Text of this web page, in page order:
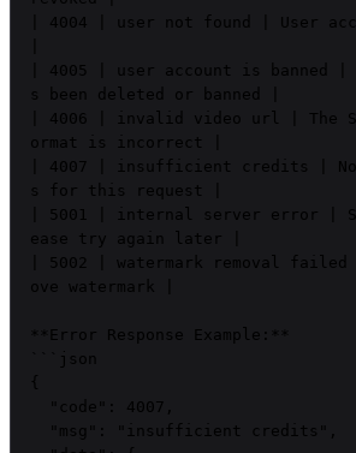
| 4004 | user not found | User
| 4005 | user account is banned |
s been deleted or banned |
| 4006 | invalid video url | The
ormat is incorrect |
| 4007 | insufficient credits |
s for this request |
| 5001 | internal server error |
ease try again later |
| 5002 | watermark removal
ove watermark |
**Error Response Example:**
```json
{